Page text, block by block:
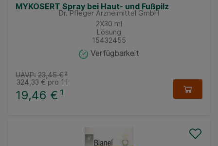
MYKOSERT Spray bei Haut- und Fußpilz
Dr. Pfleger Arzneimittel GmbH
2X30 ml
Lösung
15432455
Verfügbarkeit
19,46 € ¹
UAVP: 23,45 €²
324,33 € pro 1 l